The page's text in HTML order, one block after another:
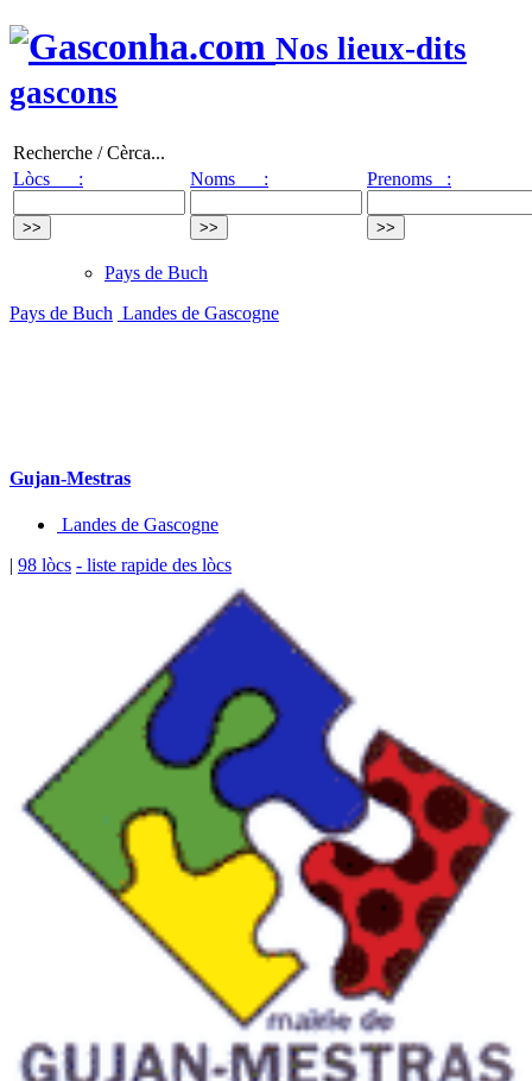
Nos lieux-dits
gascons
Recherche / Cèrca...
Lòcs :
Noms : Prenoms :
Pays de Buch
Pays de Buch Landes de Gascogne
Gujan-Mestras
Landes de Gascogne
| 98 lòcs - liste rapide des lòcs